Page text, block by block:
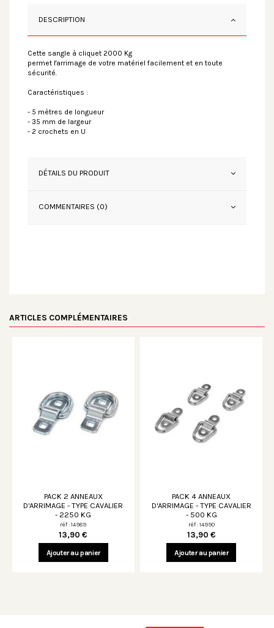
DESCRIPTION
Cette sangle à cliquet 2000 Kg
permet l'arrimage de votre matériel facilement et en toute
sécurité.
Caractéristiques :
- 5 mètres de longueur
- 35 mm de largeur
- 2 crochets en U
DÉTAILS DU PRODUIT
COMMENTAIRES (0)
ARTICLES COMPLÉMENTAIRES
PACK 2 ANNEAUX
D'ARRIMAGE - TYPE CAVALIER
- 2250 KG
réf : 14989
13,90 €
Ajouter au panier
PACK 4 ANNEAUX
D'ARRIMAGE - TYPE CAVALIER
- 500 KG
réf : 14990
13,90 €
Ajouter au panier